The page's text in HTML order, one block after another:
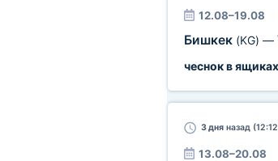
12.08–19.08
Бишкек (KG) —
чеснок в ящиках
3 дняназад
13.08–20.08